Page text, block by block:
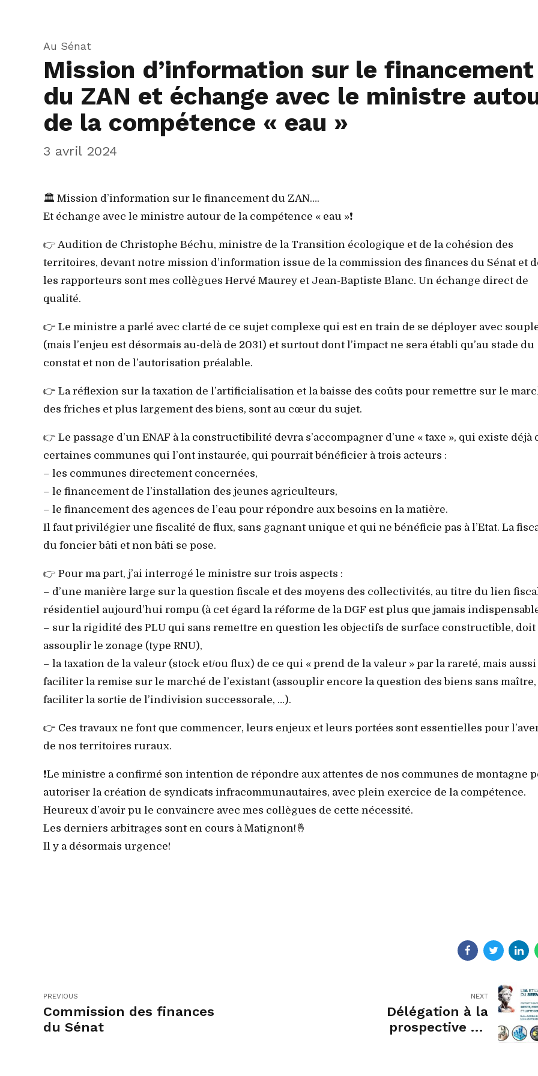
Au Sénat
Mission d’information sur le financement
du ZAN et échange avec le ministre
de la compétence « eau »
3 avril 2024
🏛️ Mission d’information sur le financement du ZAN….
Et échange avec le ministre autour de la compétence « eau »❗️
👉 Audition de Christophe Béchu, ministre de la Transition écologique et de la cohésion des
territoires, devant notre mission d’information issue de la commission des finances du Sénat et
les rapporteurs sont mes collègues Hervé Maurey et Jean-Baptiste Blanc. Un échange direct de
qualité.
👉 Le ministre a parlé avec clarté de ce sujet complexe qui est en train de se déployer avec
(mais l’enjeu est désormais au-delà de 2031) et surtout dont l’impact ne sera établi qu’au stade du
constat et non de l’autorisation préalable.
👉 La réflexion sur la taxation de l’artificialisation et la baisse des coûts pour remettre sur le
des friches et plus largement des biens, sont au cœur du sujet.
👉 Le passage d’un ENAF à la constructibilité devra s’accompagner d’une « taxe », qui existe déjà
certaines communes qui l’ont instaurée, qui pourrait bénéficier à trois acteurs :
– les communes directement concernées,
– le financement de l’installation des jeunes agriculteurs,
– le financement des agences de l’eau pour répondre aux besoins en la matière.
Il faut privilégier une fiscalité de flux, sans gagnant unique et qui ne bénéficie pas à l’Etat. La
du foncier bâti et non bâti se pose.
👉 Pour ma part, j’ai interrogé le ministre sur trois aspects :
– d’une manière large sur la question fiscale et des moyens des collectivités, au titre du lien
résidentiel aujourd’hui rompu (à cet égard la réforme de la DGF est plus que jamais
– sur la rigidité des PLU qui sans remettre en question les objectifs de surface constructible, doit
assouplir le zonage (type RNU),
– la taxation de la valeur (stock et/ou flux) de ce qui « prend de la valeur » par la rareté, mais aussi
faciliter la remise sur le marché de l’existant (assouplir encore la question des biens sans maître,
faciliter la sortie de l’indivision successorale, …).
👉 Ces travaux ne font que commencer, leurs enjeux et leurs portées sont essentielles pour
de nos territoires ruraux.
❗️Le ministre a confirmé son intention de répondre aux attentes de nos communes de montagne
autoriser la création de syndicats infracommunautaires, avec plein exercice de la compétence.
Heureux d’avoir pu le convaincre avec mes collègues de cette nécessité.
Les derniers arbitrages sont en cours à Matignon!🤞
Il y a désormais urgence!
PREVIOUS
Commission des finances
du Sénat
NEXT
Délégation à la
prospective du